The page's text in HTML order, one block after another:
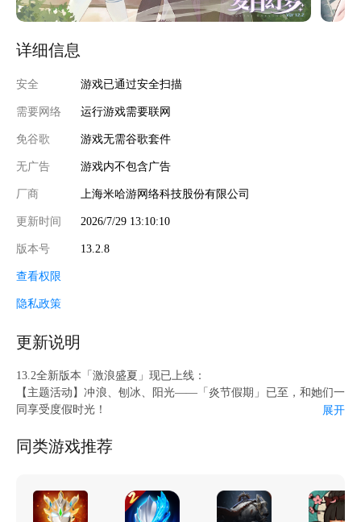
详细信息
安全 游戏已通过安全扫描
需要网络 运行游戏需要联网
免谷歌 游戏无需谷歌套件
无广告 游戏内不包含广告
厂商 上海米哈游网络科技股份有限公司
更新时间 2026/7/29 13:10:10
版本号 13.2.8
查看权限
隐私政策
更新说明
13.2全新版本「激浪盛夏」现已上线：
【主题活动】冲浪、刨冰、阳光——「炎节假期」已至，和她们一
同享受度假时光！
征服强大的对手！
展开
同类游戏推荐